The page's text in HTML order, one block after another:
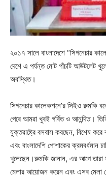
২০১৭ সালে বাংলাদেশে “সিগনেচার
দেশে এ পর্যন্ত মোট পাঁচটি আউটলেট
অবস্থিত।
সিগনেচার কালেকশনে’র সিইও রুমকি
পেরে আমরা খুবই গর্বিত ও আনন্দিত।
যুক্তরাষ্ট্রে বসবাস করছেন, বিশেষ করে
এবং বাংলাদেশি পোশাকের ক্রমবর্ধমান
খুলেছেন।রুমকি জানান, এর আগে তারা
মেলার আয়োজন করেন এবং এসব মেলা